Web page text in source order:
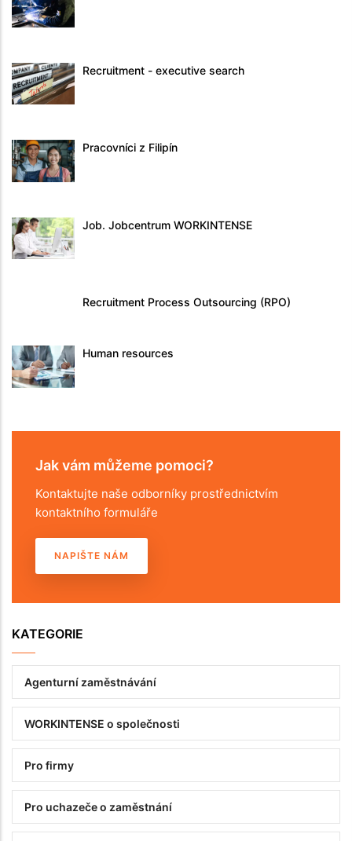
Recruitment - executive search
Pracovníci z Filipín
Job. Jobcentrum WORKINTENSE
Recruitment Process Outsourcing (RPO)
Human resources
Jak vám můžeme pomoci?
Kontaktujte naše odborníky prostřednictvím
kontaktního formuláře
NAPIŠTE NÁM
KATEGORIE
Agenturní zaměstnávání
WORKINTENSE o společnosti
Pro firmy
Pro uchazeče o zaměstnání